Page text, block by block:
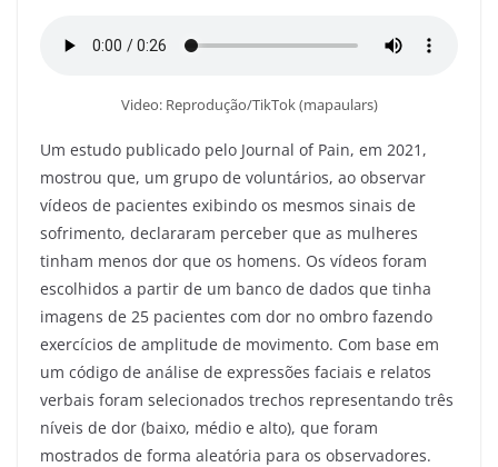
Video: Reprodução/TikTok (mapaulars)
Um estudo publicado pelo Journal of Pain, em 2021,
mostrou que, um grupo de voluntários, ao observar
vídeos de pacientes exibindo os mesmos sinais de
sofrimento, declararam perceber que as mulheres
tinham menos dor que os homens. Os vídeos foram
escolhidos a partir de um banco de dados que tinha
imagens de 25 pacientes com dor no ombro fazendo
exercícios de amplitude de movimento. Com base em
um código de análise de expressões faciais e relatos
verbais foram selecionados trechos representando três
níveis de dor (baixo, médio e alto), que foram
mostrados de forma aleatória para os observadores.